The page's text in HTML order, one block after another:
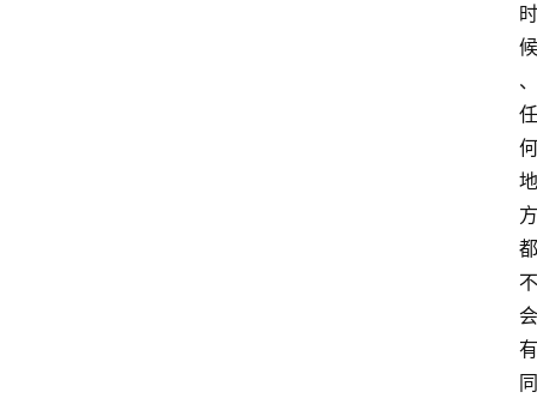
时
候
、
任
何
地
方
都
不
会
有
同